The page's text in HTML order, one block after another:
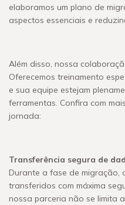
elaboramos um plano de
aspectos essenciais e
Além disso, nossa
Oferecemos treinamento
e sua equipe estejam
ferramentas. Confira com
jornada:
Transferência segura de
Durante a fase de
transferidos com máxima
nossa parceria não se limita